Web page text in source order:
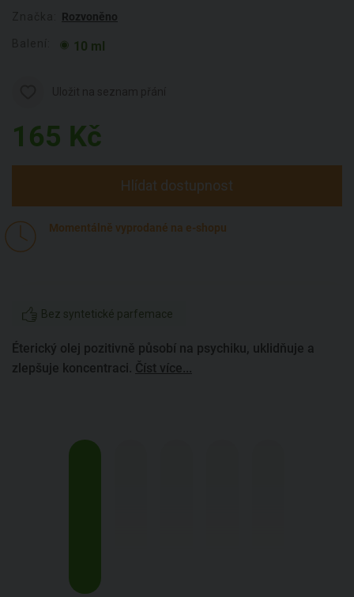
Rozvoněno
10 ml
165 Kč
Hlídat dostupnost
Momentálně vyprodané na e-shopu
Bez syntetické parfemace
Éterický olej pozitivně působí na psychiku, uklidňuje a
zlepšuje koncentraci. Číst více...